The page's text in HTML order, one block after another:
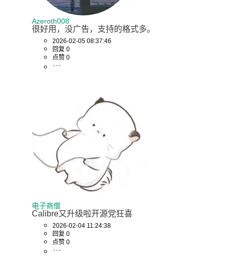
Azeroth008
很好用，没广告，支持的格式多。
2026-02-05 08:37:46
回复 0
点赞 0
电子商僧
Calibre又升级啦开源党狂喜
2026-02-04 11:24:38
回复 0
点赞 0